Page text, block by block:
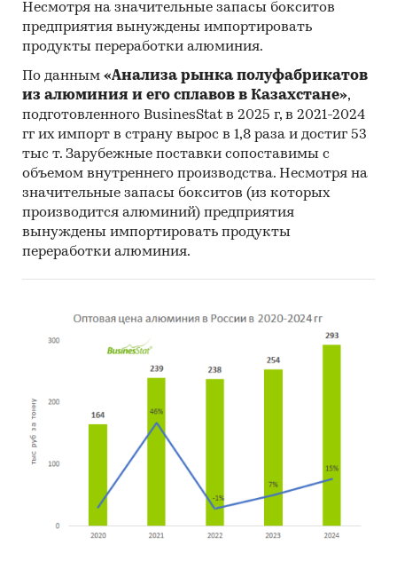
Несмотря на значительные запасы бокситов
предприятия вынуждены импортировать
продукты переработки алюминия.
По данным «Анализа рынка полуфабрикатов
из алюминия и его сплавов в Казахстане»,
подготовленного BusinesStat в 2025 г, в 2021-2024
гг их импорт в страну вырос в 1,8 раза и достиг 53
тыс т. Зарубежные поставки сопоставимы с
объемом внутреннего производства. Несмотря на
значительные запасы бокситов (из которых
производится алюминий) предприятия
вынуждены импортировать продукты
переработки алюминия.